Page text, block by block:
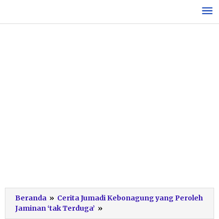
konten
Beranda » Cerita Jumadi Kebonagung yang Peroleh
Jaminan ‘tak Terduga’ »